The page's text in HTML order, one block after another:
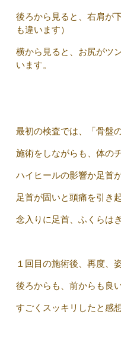
後ろから見ると、右肩が
も違います）
横から見ると、お尻がツ
います。
最初の検査では、「骨盤
施術をしながらも、体の
ハイヒールの影響か足首
足首が固いと頭痛を引き
念入りに足首、ふくらは
１回目の施術後、再度、
後ろからも、前からも良
すごくスッキリしたと感